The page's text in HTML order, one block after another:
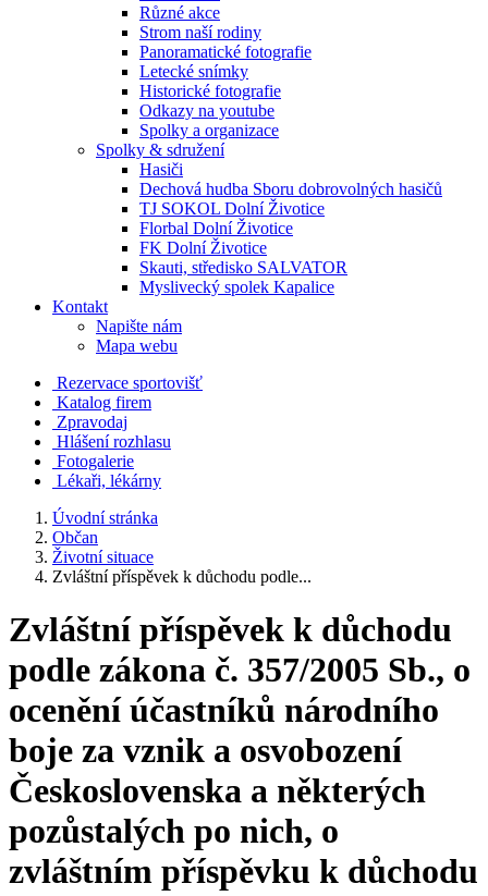
Různé akce
Strom naší rodiny
Panoramatické fotografie
Letecké snímky
Historické fotografie
Odkazy na youtube
Spolky a organizace
Spolky & sdružení
Hasiči
Dechová hudba Sboru dobrovolných hasičů
TJ SOKOL Dolní Životice
Florbal Dolní Životice
FK Dolní Životice
Skauti, středisko SALVATOR
Myslivecký spolek Kapalice
Kontakt
Napište nám
Mapa webu
Rezervace sportovišť
Katalog firem
Zpravodaj
Hlášení rozhlasu
Fotogalerie
Lékaři, lékárny
Úvodní stránka
Občan
Životní situace
Zvláštní příspěvek k důchodu podle...
Zvláštní příspěvek k důchodu
podle zákona č. 357/2005 Sb., o
ocenění účastníků národního
boje za vznik a osvobození
Československa a některých
pozůstalých po nich, o
zvláštním příspěvku k důchodu